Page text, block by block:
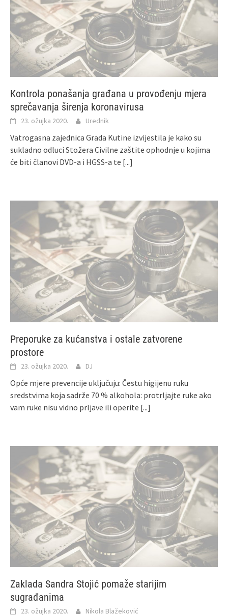
Kontrola ponašanja građana u provođenju mjera
sprečavanja širenja koronavirusa
23. ožujka 2020. Urednik
Vatrogasna zajednica Grada Kutine izvijestila je kako su
sukladno odluci Stožera Civilne zaštite ophodnje u kojima
će biti članovi DVD-a i HGSS-a te [...]
Preporuke za kućanstva i ostale zatvorene
prostore
23. ožujka 2020. DJ
Opće mjere prevencije uključuju: Čestu higijenu ruku
sredstvima koja sadrže 70 % alkohola: protrljajte ruke ako
vam ruke nisu vidno prljave ili operite [...]
Zaklada Sandra Stojić pomaže starijim
sugrađanima
23. ožujka 2020. Nikola Blažeković